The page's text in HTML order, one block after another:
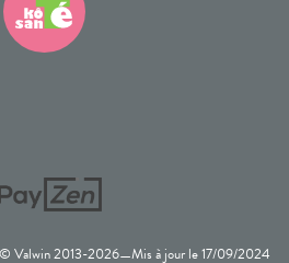
© Valwin 2013-2026—Mis à jour le17/09/2024